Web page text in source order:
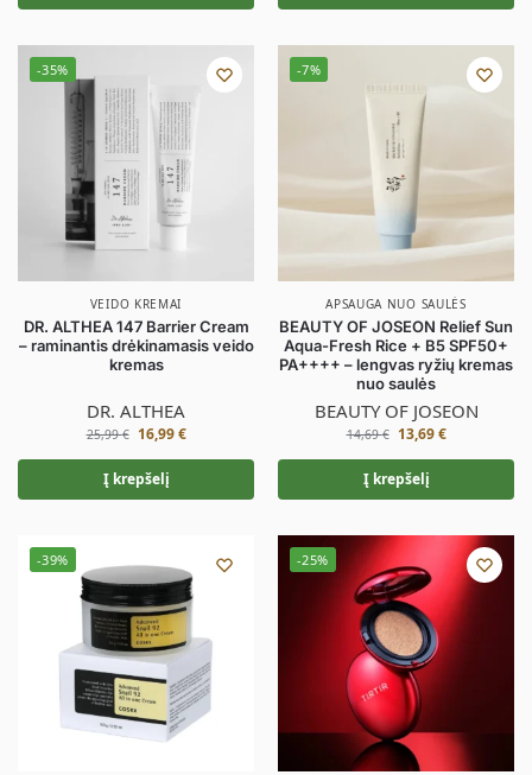
-35%
VEIDO KREMAI
DR. ALTHEA 147 Barrier Cream
– raminantis drėkinamasis veido
kremas
DR. ALTHEA
25,99€ 16,99€
Į krepšelį
-7%
APSAUGA NUO SAULĖS
BEAUTY OF JOSEON Relief Sun
Aqua-Fresh Rice + B5 SPF50+
PA++++ – lengvas ryžių kremas
nuo saulės
BEAUTY OF JOSEON
14,69€ 13,69€
Į krepšelį
-39% -25%